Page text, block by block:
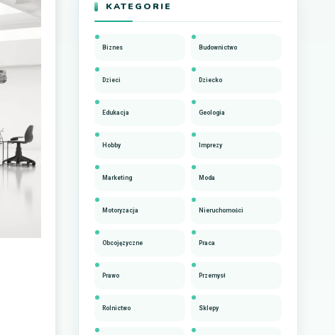
KATEGORIE
Biznes Budownictwo
Dzieci Dziecko
Edukacja Geologia
Hobby Imprezy
Marketing Moda
Motoryzacja Nieruchomości
Obcojęzyczne Praca
Prawo Przemysł
Rolnictwo Sklepy